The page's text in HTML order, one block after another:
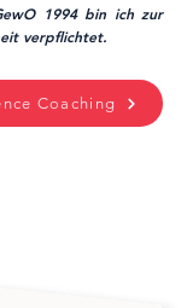
1994 bin ich zur
verpflichtet.
Coaching